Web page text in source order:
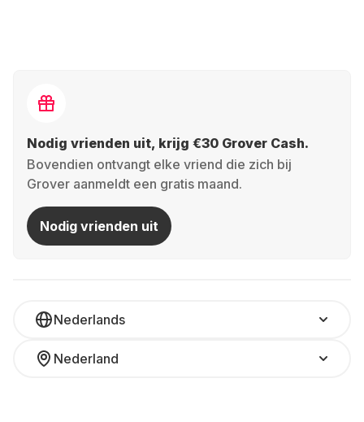
Nodig vrienden uit, krijg €30 Grover Cash.
Bovendien ontvangt elke vriend die zich bij
Grover aanmeldt een gratis maand.
Nodig vrienden uit
Nederlands
Nederland